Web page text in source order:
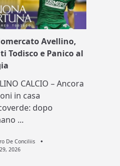
Avellino,
Todisco e Panico al
CALCIO – Ancora
in casa
dopo
...
De Conciliis
2026